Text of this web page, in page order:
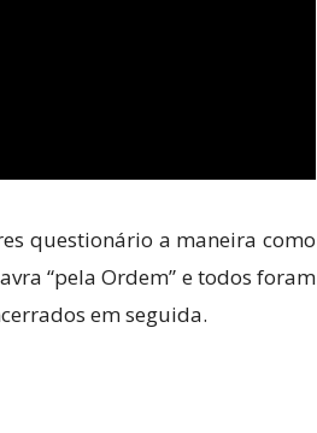
questionário a maneira como
“pela Ordem” e todos foram
em seguida.